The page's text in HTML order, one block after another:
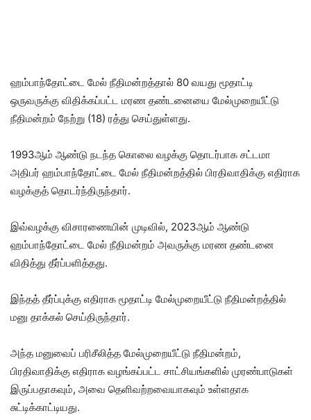
ஹம்பாந்தோட்டை மேல் நீதிமன்றத்தால் 80 வயது மூதாட்டி
ஒருவருக்கு விதிக்கப்பட்ட மரண தண்டனையை மேல்முறையீட்டு
நீதிமன்றம் நேற்று (18) ரத்து செய்துள்ளது.
1993ஆம் ஆண்டு நடந்த கொலை வழக்கு தொடர்பாக சட்டமா
அதிபர் ஹம்பாந்தோட்டை மேல் நீதிமன்றத்தில் பிரதிவாதிக்கு எதிராக
வழக்குத் தொடர்ந்திருந்தார்.
இவ்வழக்கு விசாரணையின் முடிவில், 2023ஆம் ஆண்டு
ஹம்பாந்தோட்டை மேல் நீதிமன்றம் அவருக்கு மரண தண்டனை
விதித்து தீர்ப்பளித்தது.
இந்தத் தீர்ப்புக்கு எதிராக மூதாட்டி மேல்முறையீட்டு நீதிமன்றத்தில்
மனு தாக்கல் செய்திருந்தார்.
அந்த மனுவைப் பரிசீலித்த மேல்முறையீட்டு நீதிமன்றம்,
பிரதிவாதிக்கு எதிராக வழங்கப்பட்ட சாட்சியங்களில் முரண்பாடுகள்
இருப்பதாகவும், அவை தெளிவற்றவையாகவும் உள்ளதாக
சுட்டிக்காட்டியது.